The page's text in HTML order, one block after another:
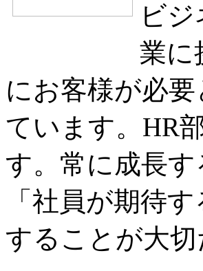
ビ
業に
にお客様が必
ています。HR
す。常に成長
「社員が期待
することが大